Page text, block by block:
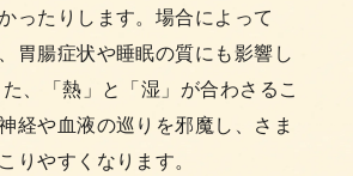
ったりします。場合によって
胃腸症状や睡眠の質にも影響し
、「熱」と「湿」が合わさるこ
経や血液の巡りを邪魔し、さま
りやすくなります。